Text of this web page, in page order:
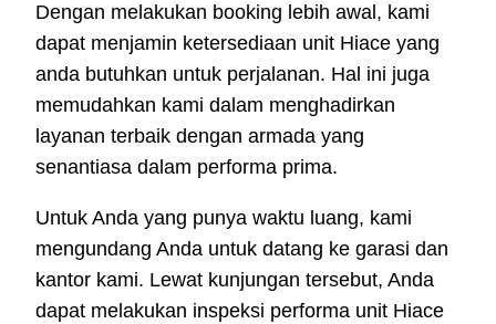
Dengan melakukan booking lebih awal, kami
dapat menjamin ketersediaan unit Hiace yang
anda butuhkan untuk perjalanan. Hal ini juga
memudahkan kami dalam menghadirkan
layanan terbaik dengan armada yang
senantiasa dalam performa prima.
Untuk Anda yang punya waktu luang, kami
mengundang Anda untuk datang ke garasi dan
kantor kami. Lewat kunjungan tersebut, Anda
dapat melakukan inspeksi performa unit Hiace